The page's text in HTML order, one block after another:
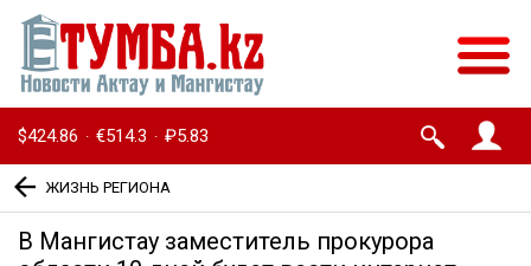
$424.86 · €514.3 · ₽5.83
ЖИЗНЬ РЕГИОНА
В Мангистау заместитель прокурора